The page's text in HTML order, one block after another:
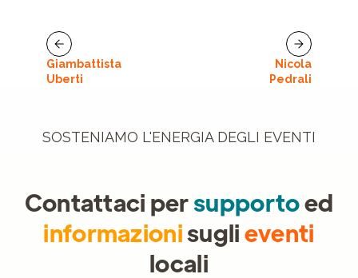
Giambattista
Uberti
Nicola
Pedrali
SOSTENIAMO L'ENERGIA DEGLI EVENTI
Contattaci persupportoed
informazionisuglieventi
locali